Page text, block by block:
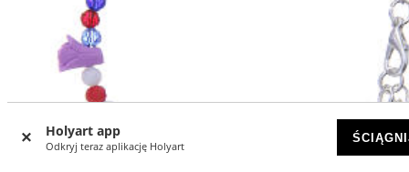
Holyart app
Odkryj teraz aplikację Holyart